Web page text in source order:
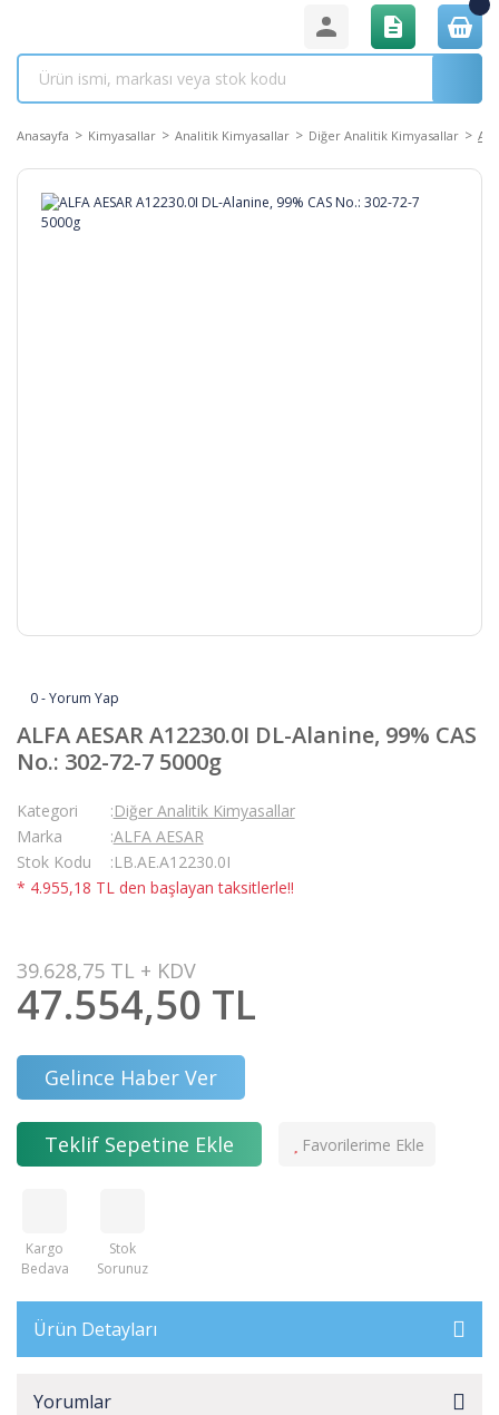
Anasayfa Kimyasallar Analitik Kimyasallar Diğer Analitik Kimyasallar
0 - Yorum Yap
ALFA AESAR A12230.0I DL-Alanine, 99% CAS
No.: 302-72-7 5000g
Kategori
Diğer Analitik Kimyasallar
Marka
ALFA AESAR
Stok Kodu
LB.AE.A12230.0I
* 4.955,18 TL den başlayan taksitlerle!!
39.628,75 TL + KDV
47.554,50 TL
Gelince Haber Ver
Teklif Sepetine Ekle
Kargo
Bedava
Stok
Sorunuz
Ürün Detayları
Yorumlar